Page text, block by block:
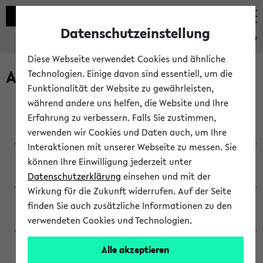
eKVV
Archivierte Studiengänge
Anglistik: British and American Studies / B.A.
(Einschreibung bis WiSe 16/17)
Anglistik: British and American Studies / B.A.
(Einschreibung bis SoSe 2015)
Anglistik: British and American Studies / B.A.
(Einschreibung bis SoSe 2013)
Anglistik: British and American Studies / Ba
(Einschreibung bis SoSe 2011)
Datenschutzeinstellung
Diese Webseite verwendet Cookies und ähnliche
Technologien. Einige davon sind essentiell, um die
Funktionalität der Website zu gewährleisten,
während andere uns helfen, die Website und Ihre
Erfahrung zu verbessern. Falls Sie zustimmen,
verwenden wir Cookies und Daten auch, um Ihre
Interaktionen mit unserer Webseite zu messen. Sie
können Ihre Einwilligung jederzeit unter
Datenschutzerklärung einsehen und mit der
Wirkung für die Zukunft widerrufen. Auf der Seite
finden Sie auch zusätzliche Informationen zu den
verwendeten Cookies und Technologien.
Alle akzeptieren